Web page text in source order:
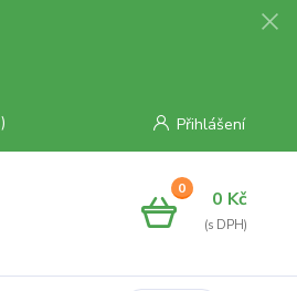
Přihlášení
0 0 Kč